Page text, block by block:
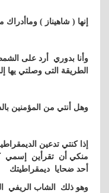
إنها ( شاهيناز ) وماأدراك
وأنا بدوري أرد على
الطريقة التى وصلتي يها
وهل أنتي من المؤمنين
إذا كنتي تدعين
منكي أن تقرأين إسمي
أحد ضحايا ديمقراطيتك
وهو ذلك الشاب الريفي